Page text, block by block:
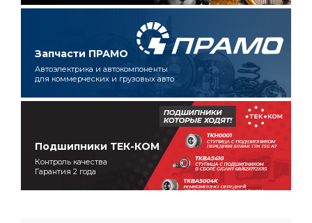
Запчасти ПРАМО
Автоэлектрика и автокомпоненты
для коммерческих и грузовых авто
Подшипники ТЕК-КОМ
Контроль качества
Гарантия 2 года